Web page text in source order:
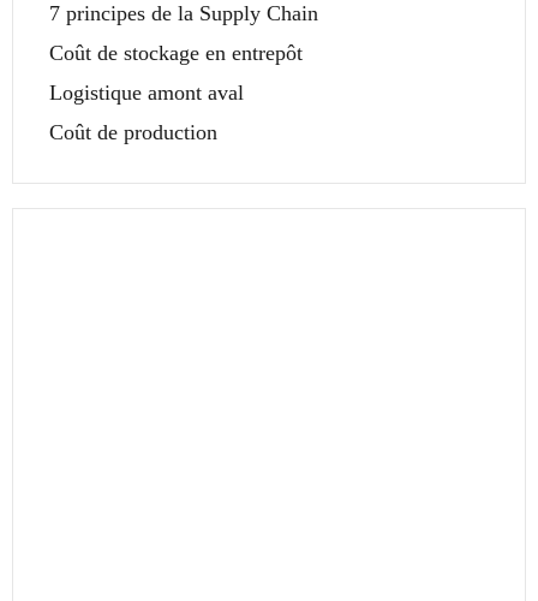
7 principes de la Supply Chain
Coût de stockage en entrepôt
Logistique amont aval
Coût de production